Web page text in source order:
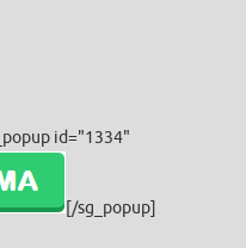
id="1334"
[/sg_popup]